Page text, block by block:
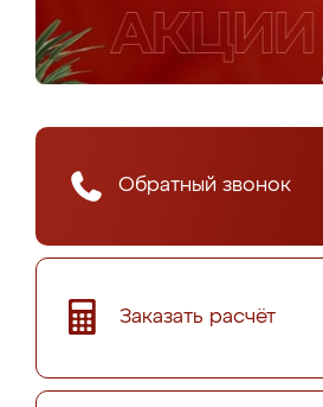
Обратный звонок
Заказать расчёт